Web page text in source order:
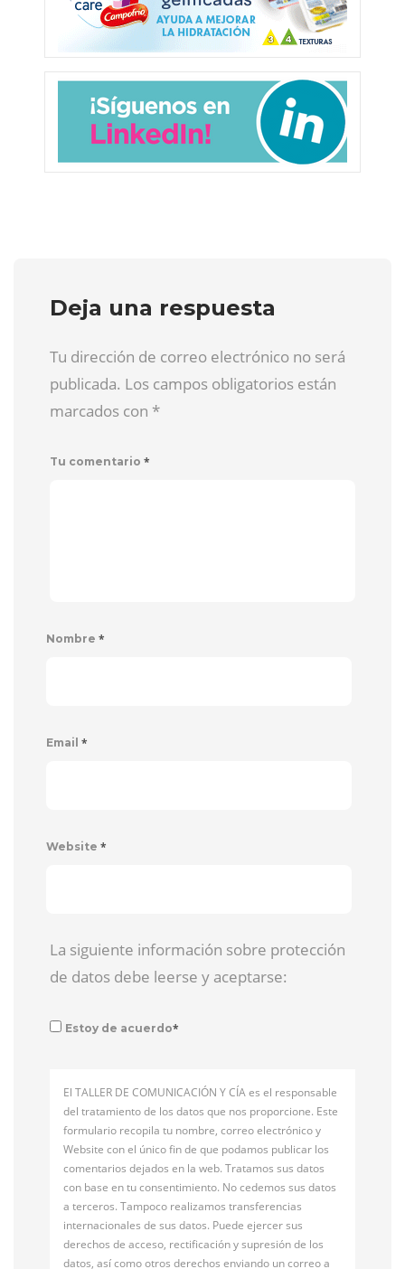
Deja una respuesta
Tu dirección de correo electrónico no será
publicada. Los campos obligatorios están
marcados con *
Tu comentario *
Nombre *
Email *
Website *
La siguiente información sobre protección
de datos debe leerse y aceptarse:
Estoy de acuerdo*
El TALLER DE COMUNICACIÓN Y CÍA es el responsable
del tratamiento de los datos que nos proporcione. Este
formulario recopila tu nombre, correo electrónico y
Website con el único fin de que podamos publicar los
comentarios dejados en la web. Tratamos sus datos
con base en tu consentimiento. No cedemos sus datos
a terceros. Tampoco realizamos transferencias
internacionales de sus datos. Puede ejercer sus
derechos de acceso, rectificación y supresión de los
datos, así como otros derechos enviando un correo a